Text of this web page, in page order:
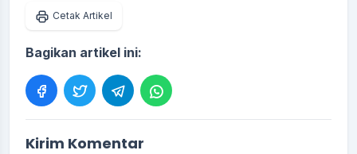
Cetak Artikel
Bagikan artikel ini:
Kirim Komentar